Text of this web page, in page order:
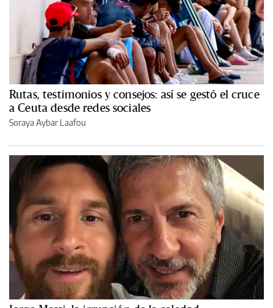
Rutas, testimonios y consejos: así se gestó el cruce
a Ceuta desde redes sociales
Soraya Aybar Laafou